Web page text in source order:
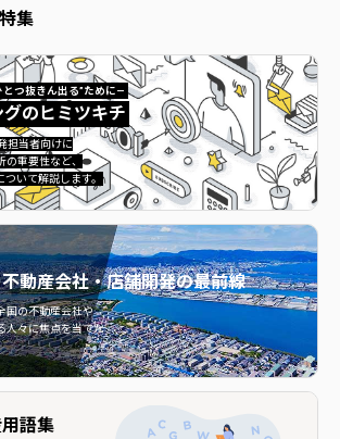
特集
とつ抜きん出る”ために—
のヒミツキチ
担当者向けに
の重要性など、
いて解説します。
ヒミツキチ">
不動産会社・店舗開発の最前線
国の不動産会社や
人々に焦点を当てた
開発の最前線">
語集